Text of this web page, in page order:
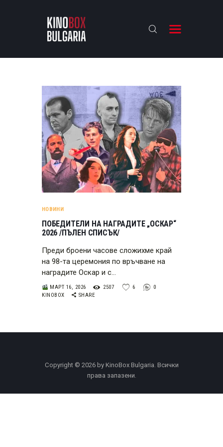
KINOBOX BULGARIA
АНАЛИЗИ
БАХТИ НАГРАДИТЕ
ИНТЕРВЮТА
ЗА НАС
НОВИНИ
ПОБЕДИТЕЛИ НА НАГРАДИТЕ „ОСКАР“
2026 /ПЪЛЕН СПИСЪК/
Преди броени часове сложихме край
на 98-та церемония по връчване на
наградите Оскар и с…
МАРТ 16, 2026 2507 6
0
KINOBOX
SHARE
Copyright © 2026 by KinoBox Bulgaria. Всички
права запазени.